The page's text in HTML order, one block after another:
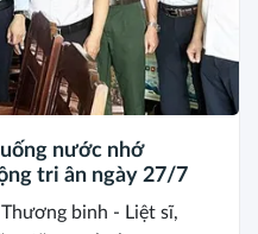
nước nhớ
tri ân ngày 27/7
binh - Liệt sĩ,